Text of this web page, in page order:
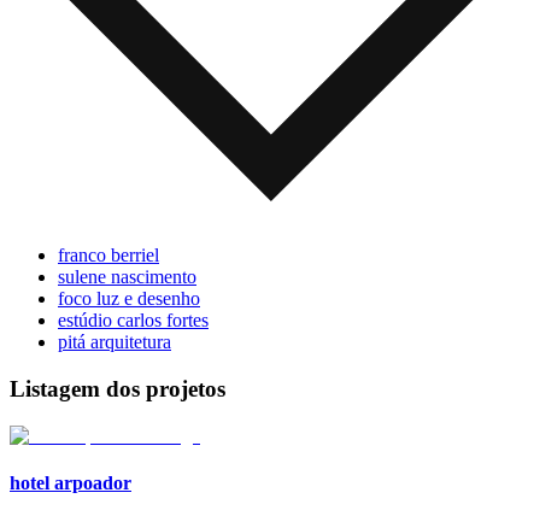
franco berriel
sulene nascimento
foco luz e desenho
estúdio carlos fortes
pitá arquitetura
Listagem dos projetos
hotel arpoador